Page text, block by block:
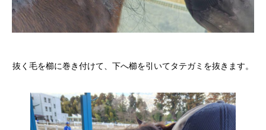
抜く毛を櫛に巻き付けて、下へ櫛を引いてタテガミを抜きます。